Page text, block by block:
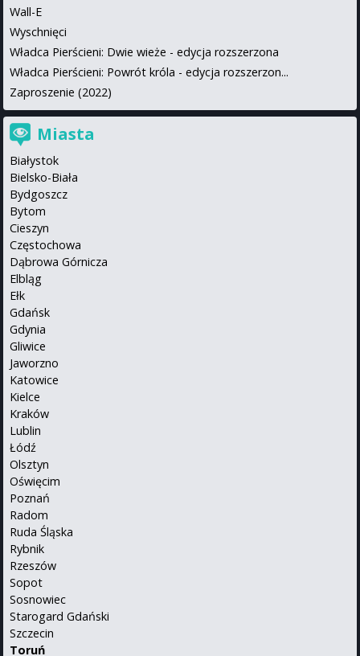
Wall-E
Wyschnięci
Władca Pierścieni: Dwie wieże - edycja rozszerzona
Władca Pierścieni: Powrót króla - edycja rozszerzon...
Zaproszenie (2022)
Miasta
Białystok
Bielsko-Biała
Bydgoszcz
Bytom
Cieszyn
Częstochowa
Dąbrowa Górnicza
Elbląg
Ełk
Gdańsk
Gdynia
Gliwice
Jaworzno
Katowice
Kielce
Kraków
Lublin
Łódź
Olsztyn
Oświęcim
Poznań
Radom
Ruda Śląska
Rybnik
Rzeszów
Sopot
Sosnowiec
Starogard Gdański
Szczecin
Toruń